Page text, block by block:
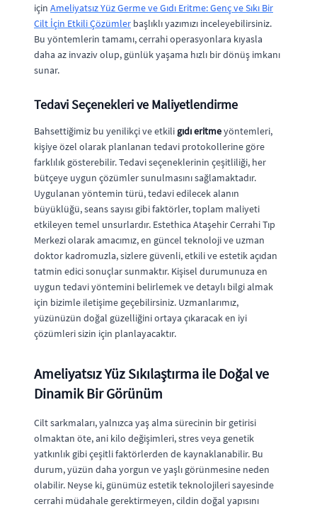
için Ameliyatsız Yüz Germe ve Gıdı Eritme: Genç ve Sıkı Bir
Cilt İçin Etkili Çözümler başlıklı yazımızı inceleyebilirsiniz.
Bu yöntemlerin tamamı, cerrahi operasyonlara kıyasla
daha az invaziv olup, günlük yaşama hızlı bir dönüş imkanı
sunar.
Tedavi Seçenekleri ve Maliyetlendirme
Bahsettiğimiz bu yenilikçi ve etkili gıdı eritmeyöntemleri,
kişiye özel olarak planlanan tedavi protokollerine göre
farklılık gösterebilir. Tedavi seçeneklerinin çeşitliliği, her
bütçeye uygun çözümler sunulmasını sağlamaktadır.
Uygulanan yöntemin türü, tedavi edilecek alanın
büyüklüğü, seans sayısı gibi faktörler, toplam maliyeti
etkileyen temel unsurlardır. Estethica Ataşehir Cerrahi Tıp
Merkezi olarak amacımız, en güncel teknoloji ve uzman
doktor kadromuzla, sizlere güvenli, etkili ve estetik açıdan
tatmin edici sonuçlar sunmaktır. Kişisel durumunuza en
uygun tedavi yöntemini belirlemek ve detaylı bilgi almak
için bizimle iletişime geçebilirsiniz. Uzmanlarımız,
yüzünüzün doğal güzelliğini ortaya çıkaracak en iyi
çözümleri sizin için planlayacaktır.
Ameliyatsız Yüz Sıkılaştırma ile Doğal ve
Dinamik Bir Görünüm
Cilt sarkmaları, yalnızca yaş alma sürecinin bir getirisi
olmaktan öte, ani kilo değişimleri, stres veya genetik
yatkınlık gibi çeşitli faktörlerden de kaynaklanabilir. Bu
durum, yüzün daha yorgun ve yaşlı görünmesine neden
olabilir. Neyse ki, günümüz estetik teknolojileri sayesinde
cerrahi müdahale gerektirmeyen, cildin doğal yapısını